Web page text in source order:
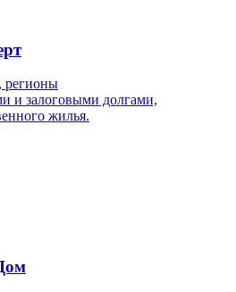
регионы
и залоговыми долгами,
жилья.